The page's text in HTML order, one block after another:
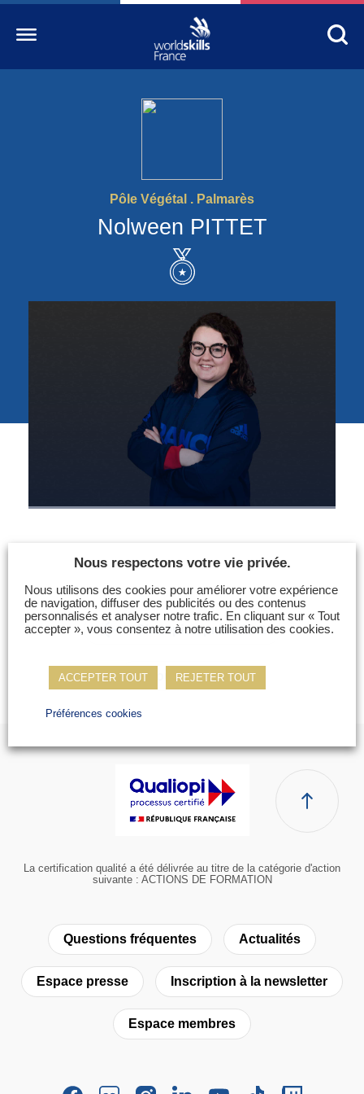
Pôle Végétal . Palmarès
Nolween PITTET
La compétition
Découvrez un métier
S’informer
Nos partenaires
Actualités Education
Contactez-nous
Suivez l’Équipe de France des métiers
Actualités
Espace presse
Inscription à la newsletter
Espace membres
Champion précédent
Retour à la liste
La certification qualité a été délivrée au titre de la catégorie d'action
suivante : ACTIONS DE FORMATION
Questions fréquentes Actualités
Espace presse Inscription à la newsletter
Espace membres
Nous respectons votre vie privée.
Nous utilisons des cookies pour améliorer votre expérience
de navigation, diffuser des publicités ou des contenus
personnalisés et analyser notre trafic. En cliquant sur « Tout
accepter », vous consentez à notre utilisation des cookies.
ACCEPTER TOUT REJETER TOUT
Préférences cookies